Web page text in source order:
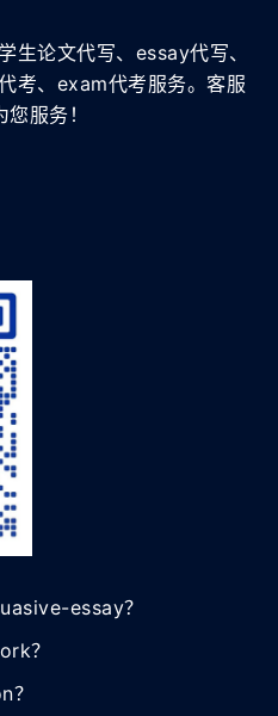
生论文代写、essay代写、
考、exam代考服务。客服
服务！
essay？
？